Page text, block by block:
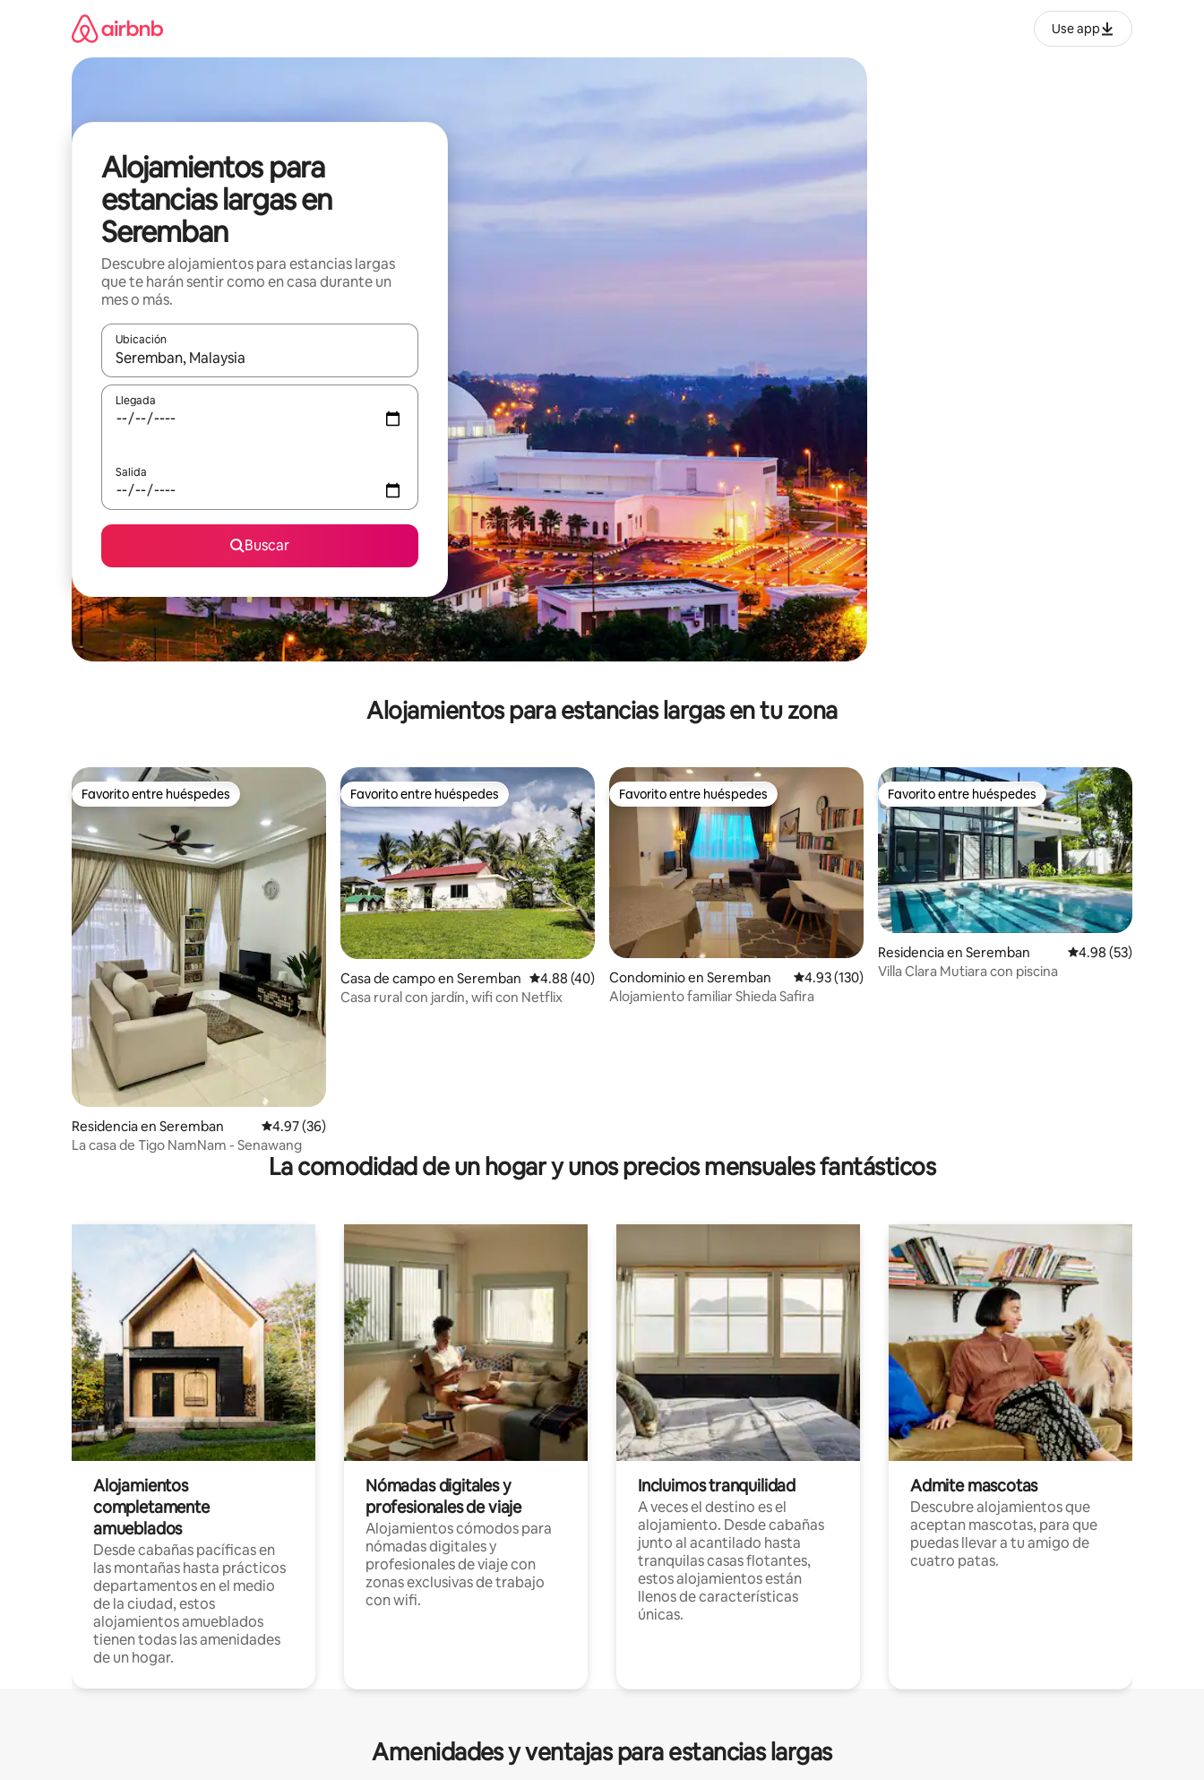
Use app
Alojamientos para
estancias largas en
Seremban
Descubre alojamientos para estancias largas
que te harán sentir como en casa durante un
mes o más.
Ubicación
Cuando los resultados estén disponibles, podrás navegar usando las teclas de las flechas hacia arriba y hacia abajo, o bien tocando y deslizando la pantalla.
Llegada
Salida
Buscar
Alojamientos para estancias largas en tu zona
Favorito entre huéspedes
Favorito entre huéspedes
Residencia en Seremban Calificación promedio: 4.97 de 5; 36 evaluaciones
4.97 (36)
La casa de Tigo NamNam - Senawang
Favorito entre huéspedes
Favorito entre huéspedes
Casa de campo en Seremban Calificación promedio: 4.88 de 5; 40 evaluaciones
4.88 (40)
Casa rural con jardín, wifi con Netflix
Favorito entre huéspedes
Favorito entre huéspedes
Condominio en Seremban Calificación promedio: 4.93 de 5; 130 evaluaciones
4.93 (130)
Alojamiento familiar Shieda Safira
Favorito entre huéspedes
Favorito entre huéspedes
Residencia en Seremban Calificación
4.98 (53)
Villa Clara Mutiara con piscina
La comodidad de un hogar y unos precios mensuales fantásticos
Alojamientos
completamente
amueblados
Desde cabañas pacíficas en
las montañas hasta prácticos
departamentos en el medio
de la ciudad, estos
alojamientos amueblados
tienen todas las amenidades
de un hogar.
Nómadas digitales y
profesionales de viaje
Alojamientos cómodos para
nómadas digitales y
profesionales de viaje con
zonas exclusivas de trabajo
con wifi.
Incluimos tranquilidad
A veces el destino es el
alojamiento. Desde cabañas
junto al acantilado hasta
tranquilas casas flotantes,
estos alojamientos están
llenos de características
únicas.
Admite mascotas
Descubre alojamientos que
aceptan mascotas, para que
puedas llevar a tu amigo de
cuatro patas.
Amenidades y ventajas para estancias largas